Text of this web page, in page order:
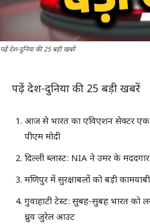
पढ़ें देश-दुनिया की 25 बड़ी खबरें
पढ़ें देश-दुनिया की 25 बड़ी खबरें
आज से भारत का एविएशन सेक्टर एक
पीएम मोदी
दिल्ली ब्लास्ट: NIA ने उमर के
मणिपुर में सुरक्षाबलों को बड़ी
गुवाहाटी टेस्ट: सुबह-सुबह भारत को
ध्रुव जुरेल आउट